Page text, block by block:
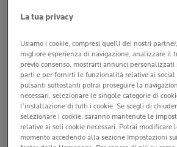
QUANTITÀ
Preleva il prodotto
volta l'erogatore.
QUANDO
Mattino e/o sera.
La tua privacy
Usiamo i cookie, compresi quelli dei nostri
migliore esperienza di navigazione, analizzare il
previo consenso, mostrarti annunci
parti e per fornirti le funzionalità relative ai social
pulsanti sottostanti potrai proseguire la
necessari, selezionare le singole categorie di
l’installazione di tutti i cookie. Se scegli di
selezionare i cookie, saranno mantenute le
relative ai soli cookie necessari. Potrai modificare
momento accedendo alla sezione Impostazioni